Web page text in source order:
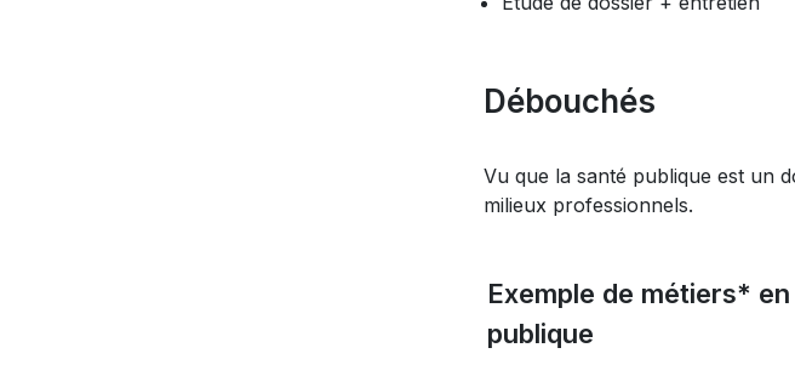
Débouchés
Vu que la santé publique est un
milieux professionnels.
Exemple de métiers*
publique